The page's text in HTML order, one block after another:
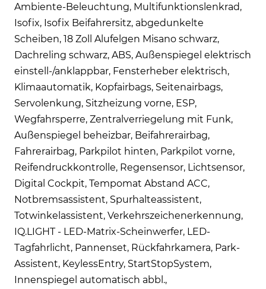
Ambiente-Beleuchtung, Multifunktionslenkrad,
Isofix, Isofix Beifahrersitz, abgedunkelte
Scheiben, 18 Zoll Alufelgen Misano schwarz,
Dachreling schwarz, ABS, Außenspiegel elektrisch
einstell-/anklappbar, Fensterheber elektrisch,
Klimaautomatik, Kopfairbags, Seitenairbags,
Servolenkung, Sitzheizung vorne, ESP,
Wegfahrsperre, Zentralverriegelung mit Funk,
Außenspiegel beheizbar, Beifahrerairbag,
Fahrerairbag, Parkpilot hinten, Parkpilot vorne,
Reifendruckkontrolle, Regensensor, Lichtsensor,
Digital Cockpit, Tempomat Abstand ACC,
Notbremsassistent, Spurhalteassistent,
Totwinkelassistent, Verkehrszeichenerkennung,
IQ.LIGHT - LED-Matrix-Scheinwerfer, LED-
Tagfahrlicht, Pannenset, Rückfahrkamera, Park-
Assistent, KeylessEntry, StartStopSystem,
Innenspiegel automatisch abbl.,